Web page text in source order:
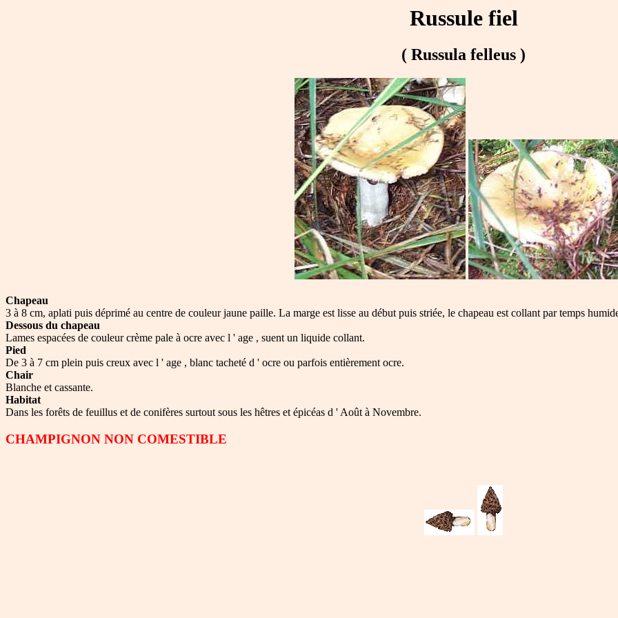
Russule fiel
( Russula felleus )
Chapeau
3 à 8 cm, aplati puis déprimé au centre de couleur jaune paille. La marge est lisse au début puis striée, le chapeau est collant par temps
Dessous du chapeau
Lames espacées de couleur crème pale à ocre avec l ' age , suent un liquide collant.
Pied
De 3 à 7 cm plein puis creux avec l ' age , blanc tacheté d ' ocre ou parfois entièrement ocre.
Chair
Blanche et cassante.
Habitat
Dans les forêts de feuillus et de conifères surtout sous les hêtres et épicéas d ' Août à Novembre.
CHAMPIGNON NON COMESTIBLE